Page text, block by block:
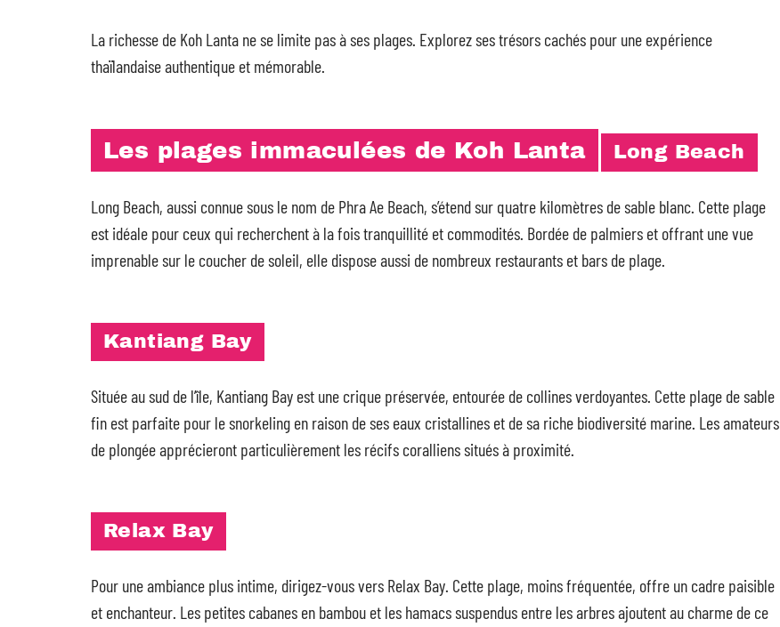
La richesse de Koh Lanta ne se limite pas à ses plages. Explorez ses trésors cachés pour une expérience
thaïlandaise authentique et mémorable.
Les plages immaculées de Koh Lanta Long Beach
Long Beach, aussi connue sous le nom de Phra Ae Beach, s’étend sur quatre kilomètres de sable blanc. Cette plage
est idéale pour ceux qui recherchent à la fois tranquillité et commodités. Bordée de palmiers et offrant une vue
imprenable sur le coucher de soleil, elle dispose aussi de nombreux restaurants et bars de plage.
Kantiang Bay
Située au sud de l’île, Kantiang Bay est une crique préservée, entourée de collines verdoyantes. Cette plage de sable
fin est parfaite pour le snorkeling en raison de ses eaux cristallines et de sa riche biodiversité marine. Les amateurs
de plongée apprécieront particulièrement les récifs coralliens situés à proximité.
Relax Bay
Pour une ambiance plus intime, dirigez-vous vers Relax Bay. Cette plage, moins fréquentée, offre un cadre paisible
et enchanteur. Les petites cabanes en bambou et les hamacs suspendus entre les arbres ajoutent au charme de ce